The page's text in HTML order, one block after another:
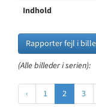
Indhold
Rapporter fejl i
(Alle billeder i serien):
‹ 1 2 3